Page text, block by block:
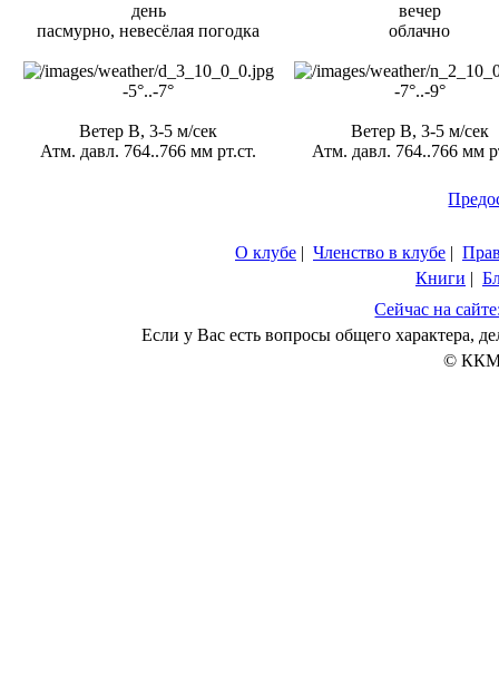
день
пасмурно, невесёлая погодка
-5°..-7°
Ветер В, 3-5 м/сек
Атм. давл. 764..766 мм рт.ст.
вечер
облачно
-7°..-9°
Ветер В, 3-5 м/сек
Атм. давл. 764..766 мм
О клубе | Членство в клубе |
Книги |
Сейчас на
Если у Вас есть вопросы общего характера,
© ККМ